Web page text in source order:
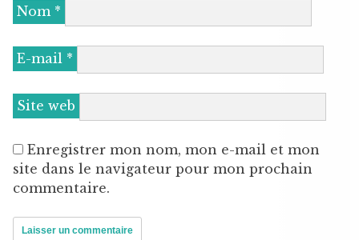
Nom *
E-mail *
Site web
Enregistrer mon nom, mon e-mail et mon
site dans le navigateur pour mon prochain
commentaire.